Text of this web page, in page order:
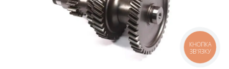
КНОПКА
ЗВ'ЯЗКУ